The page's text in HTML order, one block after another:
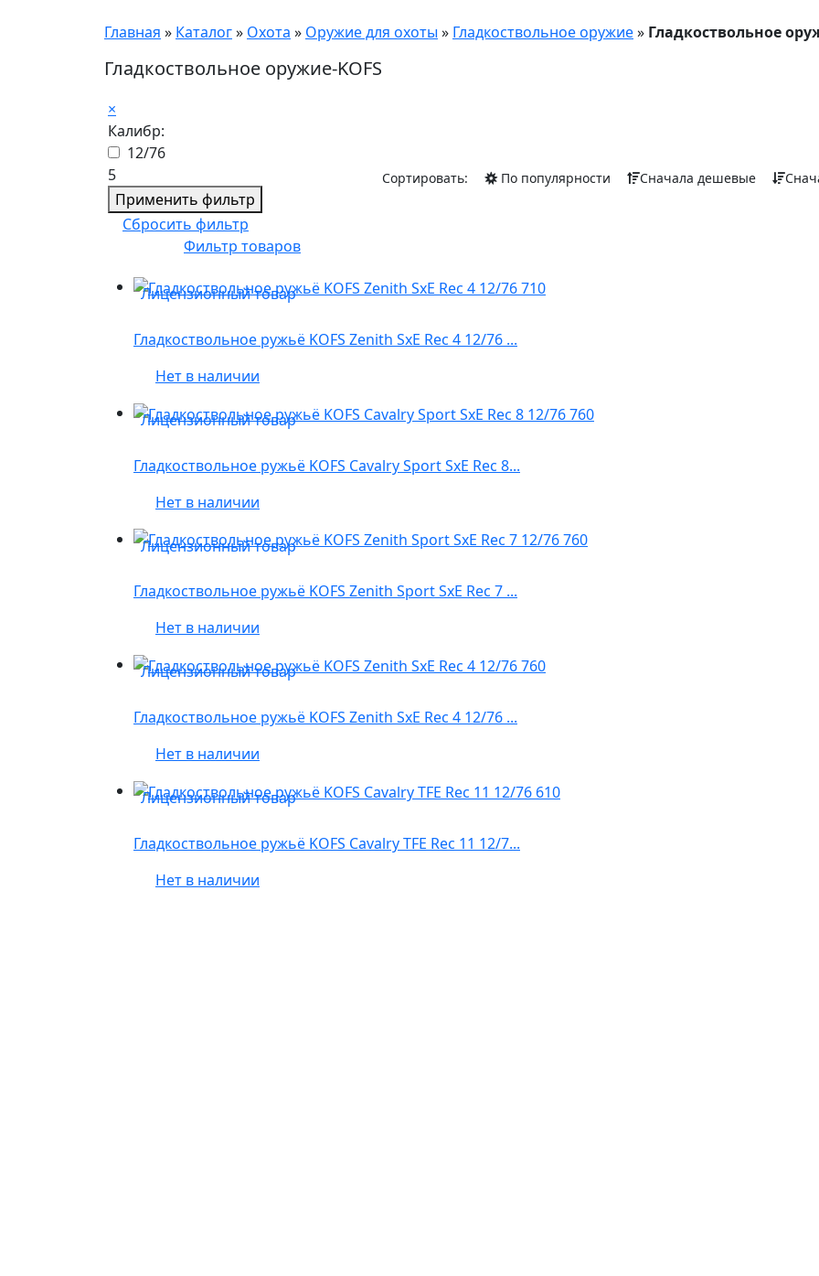
Главная » Каталог» Охота » Оружие для охоты » Гладкоствольное оружие» Гладкоствольное
Гладкоствольное оружие-KOFS
×
Калибр:
12/76
5
Применить фильтр
Сбросить фильтр
Фильтр товаров
Сортировать: По популярности Сначала дешевые
Лицензионный товар
Гладкоствольное ружьё KOFS Zenith SxE Rec 4 12/76 ...
Нет в наличии
Лицензионный товар
Гладкоствольное ружьё KOFS Cavalry Sport SxE Rec 8...
Нет в наличии
Лицензионный товар
Гладкоствольное ружьё KOFS Zenith Sport SxE Rec 7 ...
Нет в наличии
Лицензионный товар
Гладкоствольное ружьё KOFS Zenith SxE Rec 4 12/76 ...
Нет в наличии
Лицензионный товар
Гладкоствольное ружьё KOFS Cavalry TFE Rec 11 12/7...
Нет в наличии